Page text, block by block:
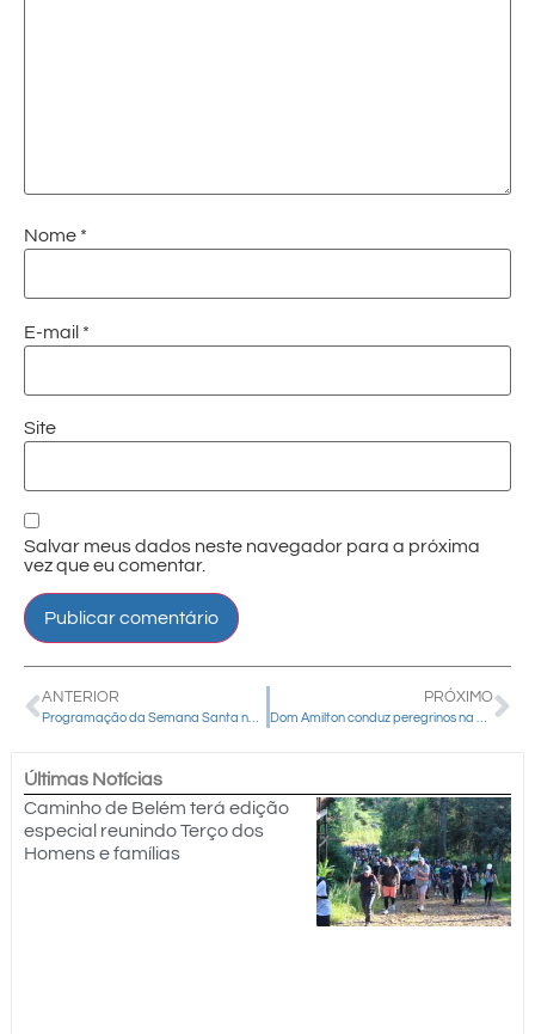
Nome *
E-mail *
Site
Salvar meus dados neste navegador para a próxima
vez que eu comentar.
ANTERIOR
Programação da Semana Santa na Catedral Nossa Senhora de Belém
PRÓXIMO
Dom Amilton conduz peregrinos na Via Sacra pelo Caminho de Belém
Últimas Notícias
Caminho de Belém terá edição
especial reunindo Terço dos
Homens e famílias